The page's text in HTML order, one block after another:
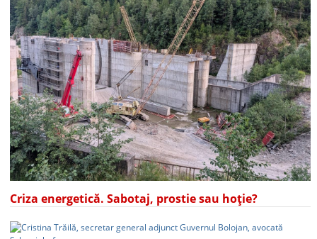
Criza energetică. Sabotaj, prostie sau hoție?